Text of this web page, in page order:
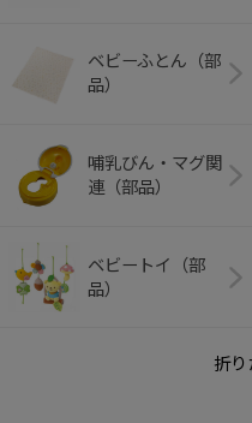
ベビーふとん（部
品）
哺乳びん・マグ関
連（部品）
ベビートイ（部
品）